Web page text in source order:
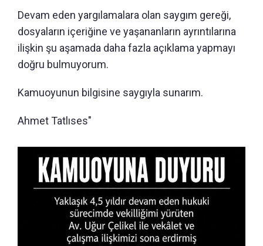
Devam eden yargılamalara olan saygım gereği,
dosyaların içeriğine ve yaşananların ayrıntılarına
ilişkin şu aşamada daha fazla açıklama yapmayı
doğru bulmuyorum.
Kamuoyunun bilgisine saygıyla sunarım.
Ahmet Tatlıses"